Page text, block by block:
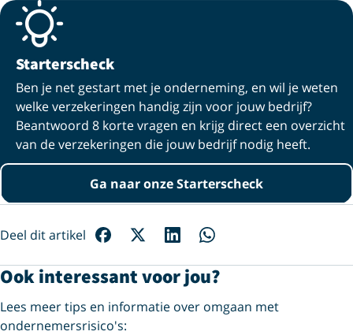
Starterscheck
Ben je net gestart met je onderneming, en wil je weten
welke verzekeringen handig zijn voor jouw bedrijf?
Beantwoord 8 korte vragen en krijg direct een overzicht
van de verzekeringen die jouw bedrijf nodig heeft.
Ga naar onze Starterscheck
Deel dit artikel
Ook interessant voor jou?
Lees meer tips en informatie over omgaan met
ondernemersrisico's: